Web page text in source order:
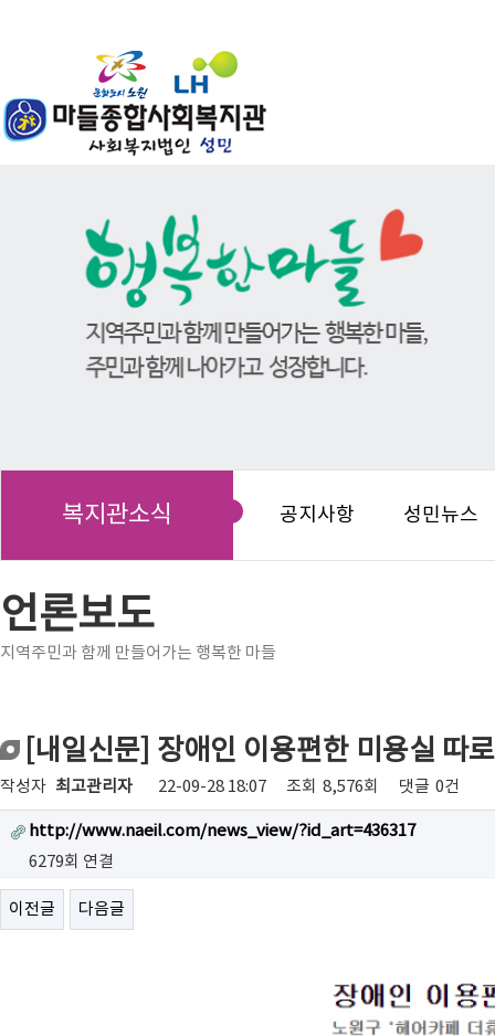
복지관소식 공지사항 성민뉴스
언론보도
지역주민과 함께 만들어가는 행복한 마들
[내일신문] 장애인 이용편한 미용실 따
작성자 최고관리자 22-09-28 18:07 조회 8,576회 댓글 0건
http://www.naeil.com/news_view/?id_art=436317
6279회 연결
이전글 다음글